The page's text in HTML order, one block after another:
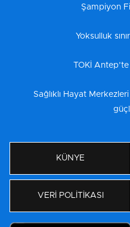
Şampiyon
Yoksulluk
TOKİ
Sağlıklı Hayat
KÜNYE
VERİ POLİTİKASI